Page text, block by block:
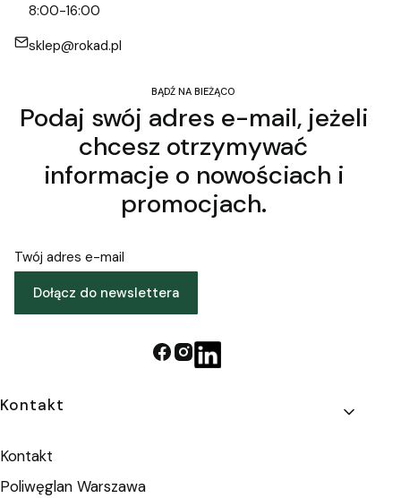
8:00-16:00
sklep@rokad.pl
BĄDŹ NA BIEŻĄCO
Podaj swój adres e-mail, jeżeli
chcesz otrzymywać
informacje o nowościach i
promocjach.
Twój adres e-mail
Dołącz do newslettera
Linki w stopce
Kontakt
Kontakt
Poliwęglan Warszawa